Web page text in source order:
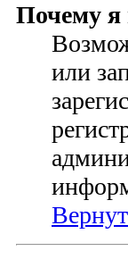
Почему я
или